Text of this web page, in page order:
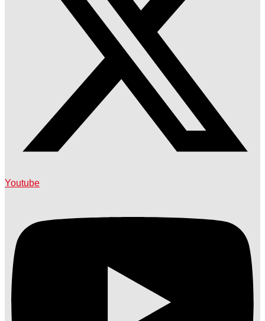
Youtube